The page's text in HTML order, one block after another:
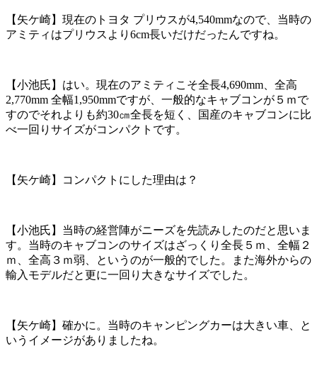
【矢ケ崎】現在のトヨタ プリウスが4,540mmなので、当時の
アミティはプリウスより6cm長いだけだったんですね。
【小池氏】はい。現在のアミティこそ全長4,690mm、全高
2,770mm 全幅1,950mmですが、一般的なキャブコンが５ｍで
すのでそれよりも約30㎝全長を短く、国産のキャブコンに比
べ一回りサイズがコンパクトです。
【矢ケ崎】コンパクトにした理由は？
【小池氏】当時の経営陣がニーズを先読みしたのだと思いま
す。当時のキャブコンのサイズはざっくり全長５ｍ、全幅２
ｍ、全高３ｍ弱、というのが一般的でした。また海外からの
輸入モデルだと更に一回り大きなサイズでした。
【矢ケ崎】確かに。当時のキャンピングカーは大きい車、と
いうイメージがありましたね。